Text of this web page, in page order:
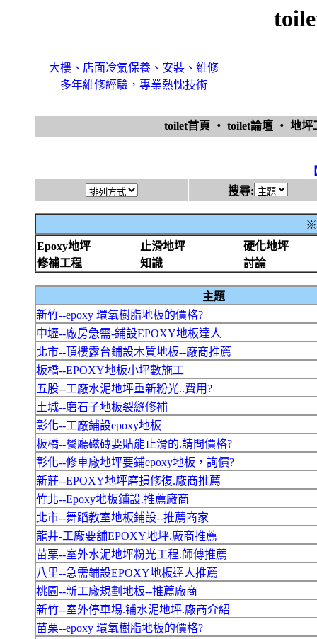
大樓、店面冷氣保養、安裝、維修
多年維修經驗，專業熱忱技術
toilet首頁 ‧ toilet論壇 ‧ 地
搜尋:
※
Epoxy地坪
止滑地坪
硬化地坪
修補工程
知識 討論
主題
新竹--epoxy 環氧樹脂地板的價格?
中壢--廠房急需-鋪設EPOXY地板達人
北市--頂樓露台鋪設木質地板--廠商推薦
板橋--EPOXY地板小坪數施工
五股--工廠水泥地坪重新粉光..費用?
土城--磨石子地板裂縫修補
彰化--工廠鋪設epoxy地板
板橋--餐廳磁磚要貼能止滑的.請問價格?
彰化--修車廠地坪要鋪epoxy地板，詢價?
新莊--EPOXY地坪磨損修復.廠商推薦
竹北--Epoxy地板鋪設.推薦廠商
北市--舞蹈教室地板鋪設--推薦商家
龍井-工廠要舖EPOXY地坪.廠商推薦
苗栗--室外水泥地坪粉光工程.師傅推薦
八里--急需鋪設EPOXY地板達人推薦
桃園--新工廠規劃地板--推薦廠商
新竹--室外停車埸.铺水泥地坪.廠商介紹
苗栗--epoxy 環氧樹脂地板的價格?